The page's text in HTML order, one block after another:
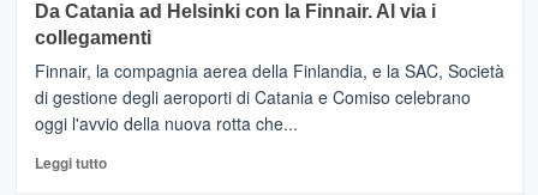
tappe
dell’enoturismo
RANDAZZO
–
Ci
siamo
quasi….
pronti
per
Da Catania ad Helsinki con la Finnair. Al via i
collegamenti
Finnair, la compagnia aerea della Finlandia, e la SAC, Società
di gestione degli aeroporti di Catania e Comiso celebrano
oggi l'avvio della nuova rotta che...
Leggi tuttoLeggi